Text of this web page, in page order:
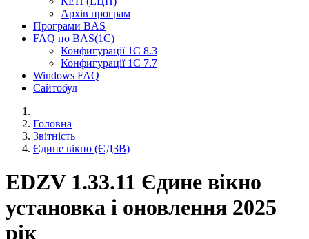
Архів програм
Програми BAS
FAQ по BAS(1С)
Конфигурації 1С 8.3
Конфигурації 1С 7.7
Windows FAQ
Сайтобуд
Головна
Звітність
Єдине вікно (ЄДЗВ)
EDZV 1.33.11 Єдине вікно
установка і оновлення 2025
рік